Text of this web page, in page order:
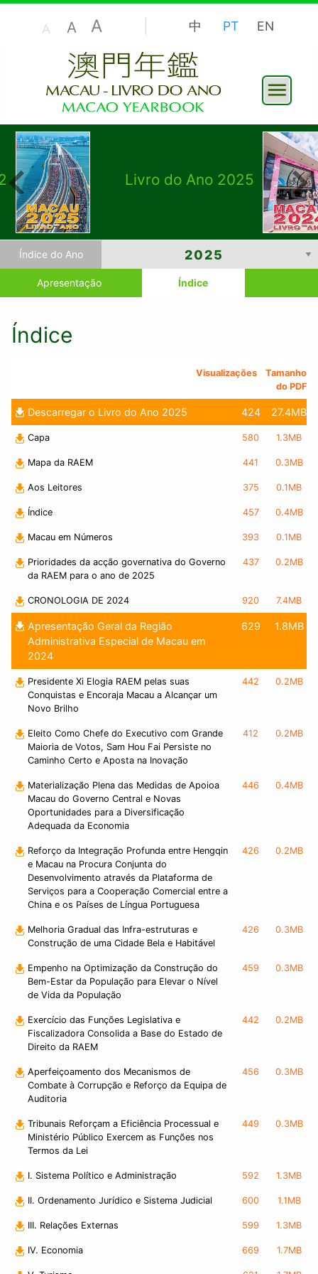
A A A 中 PT EN
Livro do Ano 2025
Índice do Ano
Apresentação Índice
Índice
Visualizações
Tamanho
do PDF
Descarregar o Livro do Ano 2025 424 27.4MB
Capa 580 1.3MB
Mapa da RAEM 441 0.3MB
Aos Leitores 375 0.1MB
Índice 457 0.4MB
Macau em Números 393 0.1MB
Prioridades da acção governativa do Governo
da RAEM para o ano de 2025
437 0.2MB
CRONOLOGIA DE 2024 920 7.4MB
Apresentação Geral da Região
Administrativa Especial de Macau em
2024
629 1.8MB
Presidente Xi Elogia RAEM pelas suas
Conquistas e Encoraja Macau a Alcançar um
Novo Brilho
442 0.2MB
Eleito Como Chefe do Executivo com Grande
Maioria de Votos, Sam Hou Fai Persiste no
Caminho Certo e Aposta na Inovação
412 0.2MB
Materialização Plena das Medidas de Apoioa
Macau do Governo Central e Novas
Oportunidades para a Diversificação
Adequada da Economia
446 0.4MB
Reforço da Integração Profunda entre Hengqin
e Macau na Procura Conjunta do
Desenvolvimento através da Plataforma de
Serviços para a Cooperação Comercial entre a
China e os Países de Língua Portuguesa
426 0.2MB
Melhoria Gradual das Infra-estruturas e
Construção de uma Cidade Bela e Habitável
426 0.3MB
Empenho na Optimização da Construção do
Bem-Estar da População para Elevar o Nível
de Vida da População
459 0.3MB
Exercício das Funções Legislativa e
Fiscalizadora Consolida a Base do Estado de
Direito da RAEM
442 0.2MB
Aperfeiçoamento dos Mecanismos de
Combate à Corrupção e Reforço da Equipa de
Auditoria
456 0.3MB
Tribunais Reforçam a Eficiência Processual e
Ministério Público Exercem as Funções nos
Termos da Lei
449 0.3MB
I. Sistema Político e Administração 592 1.3MB
II. Ordenamento Jurídico e Sistema Judicial 600 1.1MB
III. Relações Externas 599 1.3MB
IV. Economia 669 1.7MB